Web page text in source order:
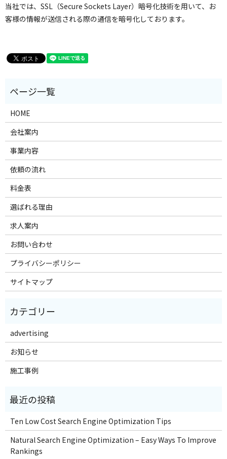
当社では、SSL（Secure Sockets Layer）暗号化技術を用いて、お
客様の情報が送信される際の通信を暗号化しております。
HOME
会社案内
事業内容
依頼の流れ
料金表
選ばれる理由
求人案内
お問い合わせ
プライバシーポリシー
サイトマップ
advertising
お知らせ
施工事例
Ten Low Cost Search Engine Optimization Tips
Natural Search Engine Optimization – Easy Ways To Improve
Rankings